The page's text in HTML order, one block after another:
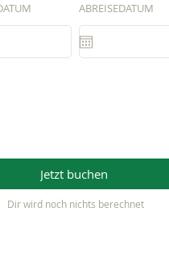
ABREISEDATUM
Jetzt buchen
Dir wird noch nichts berechnet